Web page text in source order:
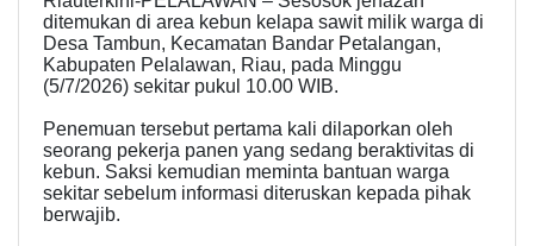
ditemukan di area kebun kelapa sawit milik warga di
Desa Tambun, Kecamatan Bandar Petalangan,
Kabupaten Pelalawan, Riau, pada Minggu
(5/7/2026) sekitar pukul 10.00 WIB.
Penemuan tersebut pertama kali dilaporkan oleh
seorang pekerja panen yang sedang beraktivitas di
kebun. Saksi kemudian meminta bantuan warga
sekitar sebelum informasi diteruskan kepada pihak
berwajib.